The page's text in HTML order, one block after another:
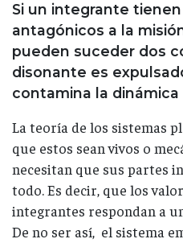
Si un integrante
antagónicos a la
pueden suceder dos
disonante es
contamina la
La teoría de los sistemas
que estos sean vivos o
necesitan que sus partes
todo. Es decir, que los
integrantes respondan a
De no ser así, el sistema